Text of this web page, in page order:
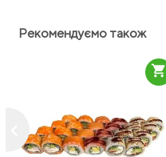
Рекомендуємо також
shopping_cart